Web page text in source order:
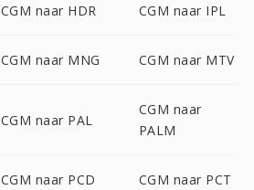
CGM naar HDR CGM naar IPL
CGM naar MNG CGM naar MTV
CGM naar PAL
CGM naar
PALM
CGM naar PCD CGM naar PCT